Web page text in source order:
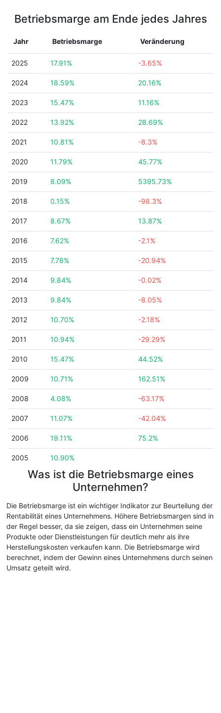
Betriebsmarge am Ende jedes Jahres
Jahr Betriebsmarge Veränderung
2025 17.91% -3.65%
2024 18.59% 20.16%
2023 15.47% 11.16%
2022 13.92% 28.69%
2021 10.81% -8.3%
2020 11.79% 45.77%
2019 8.09% 5395.73%
2018 0.15% -98.3%
2017 8.67% 13.87%
2016 7.62% -2.1%
2015 7.78% -20.94%
2014 9.84% -0.02%
2013 9.84% -8.05%
2012 10.70% -2.18%
2011 10.94% -29.29%
2010 15.47% 44.52%
2009 10.71% 162.51%
2008 4.08% -63.17%
2007 11.07% -42.04%
2006 19.11% 75.2%
2005 10.90%
Was ist die Betriebsmarge eines
Unternehmen?
Die Betriebsmarge ist ein wichtiger Indikator zur Beurteilung der
Rentabilität eines Unternehmens. Höhere Betriebsmargen sind in
der Regel besser, da sie zeigen, dass ein Unternehmen seine
Produkte oder Dienstleistungen für deutlich mehr als ihre
Herstellungskosten verkaufen kann. Die Betriebsmarge wird
berechnet, indem der Gewinn eines Unternehmens durch seinen
Umsatz geteilt wird.